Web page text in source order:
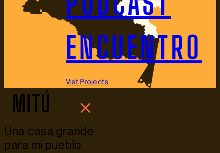
ENCUENTRO
Vist Projects
MITÚ
Una casa grande
para mi pueblo